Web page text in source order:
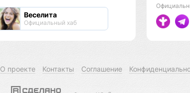
Веселита
Официальный хаб
О проекте Контакты Соглашение